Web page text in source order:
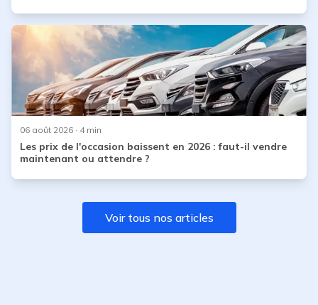
06 août 2026 · 4 min
Les prix de l'occasion baissent en 2026 : faut-il vendre
maintenant ou attendre ?
Voir tous nos articles